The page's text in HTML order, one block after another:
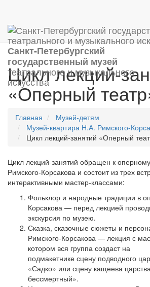
Санкт-Петербургский
государственный музей
театрального и музыкального
искусства
Цикл лекций-
«Оперный
Главная
Музей-детям
Музей-квартира Н.А. Римского-
Цикл лекций-занятий «Оперный
Цикл лекций-занятий обращен к
Римского-Корсакова и состоит из трех
интерактивными мастер-классами:
Фольклор и народные традиции в
Корсакова — перед лекцией
экскурсия по музею.
Сказка, сказочные сюжеты и
Римского-Корсакова — лекция с
котором вся группа создаст на
подмакетнике сцену подводного
«Садко» или сцену кащеева
бессмертный».